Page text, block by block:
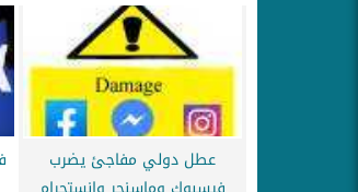
عطل دولي مفاجئ يضرب